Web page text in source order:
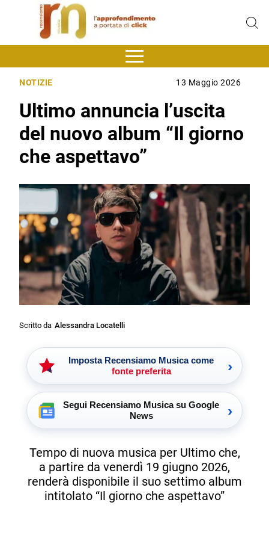
NOTIZIE 13 Maggio 2026
Ultimo annuncia l’uscita
del nuovo album “Il giorno
che aspettavo”
Scritto da Alessandra Locatelli
Imposta Recensiamo Musica come
fonte preferita
›
Segui Recensiamo Musica su Google
News
›
Tempo di nuova musica per Ultimo che,
a partire da venerdì 19 giugno 2026,
renderà disponibile il suo settimo album
intitolato “Il giorno che aspettavo”